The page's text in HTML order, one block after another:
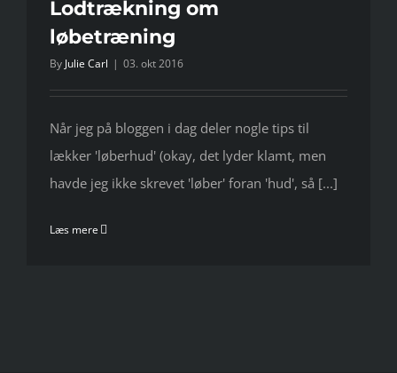
Lodtrækning om
løbetræning
By Julie Carl | 03. okt 2016
Når jeg på bloggen i dag deler nogle tips til
lækker 'løberhud' (okay, det lyder klamt, men
havde jeg ikke skrevet 'løber' foran 'hud', så [...]
Læs mere